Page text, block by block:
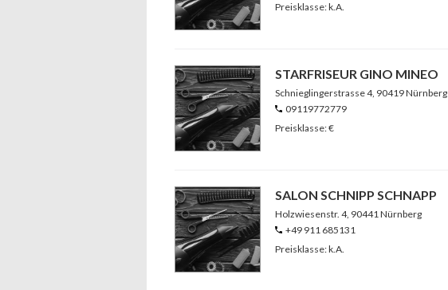
Preisklasse: k.A.
STARFRISEUR GINO MINEO
Schnieglingerstrasse 4, 90419 Nürnberg
09119772779
Preisklasse: €
SALON SCHNIPP SCHNAPP
Holzwiesenstr. 4, 90441 Nürnberg
+49 911 685131
Preisklasse: k.A.